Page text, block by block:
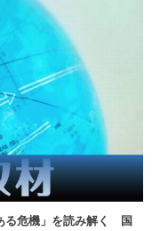
る危機」を読み解く 国